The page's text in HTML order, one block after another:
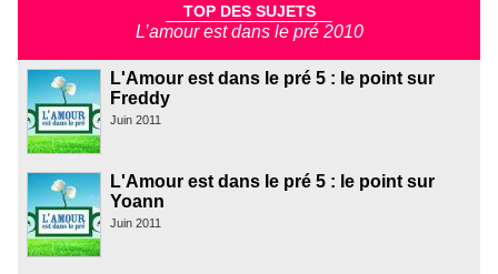
TOP DES SUJETS
L’amour est dans le pré 2010
L'Amour est dans le pré 5 : le point sur
Freddy
Juin 2011
L'Amour est dans le pré 5 : le point sur
Yoann
Juin 2011